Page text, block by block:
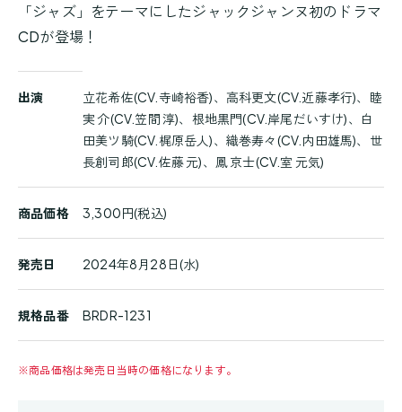
「ジャズ」をテーマにしたジャックジャンヌ初のドラマ
CDが登場！
品
出演
立花希佐(CV.寺崎裕香)、高科更文(CV.近藤孝行)、睦
実 介(CV.笠間 淳)、根地黒門(CV.岸尾だいすけ)、白
田美ツ騎(CV.梶原岳人)、織巻寿々(CV.内田雄馬)、世
長創司郎(CV.佐藤 元)、鳳 京士(CV.室 元気)
商品価格 3,300円(税込)
発売日 2024年8月28日(水)
規格品番 BRDR-1231
※商品価格は発売日当時の価格になります。